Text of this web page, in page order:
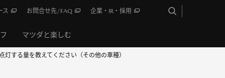
マツダと楽しむ
ス お問合せ先/FAQ 企業・IR・採用
する量を教えてください（その他の車種）